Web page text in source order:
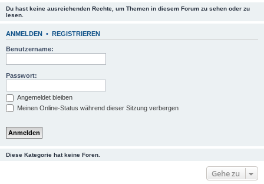
Du hast keine ausreichenden Rechte, um Themen in diesem Forum zu sehen oder zu
lesen.
ANMELDEN • REGISTRIEREN
Benutzername:
Passwort:
Angemeldet bleiben
Meinen Online-Status während dieser Sitzung verbergen
Diese Kategorie hat keine Foren.
Gehe zu